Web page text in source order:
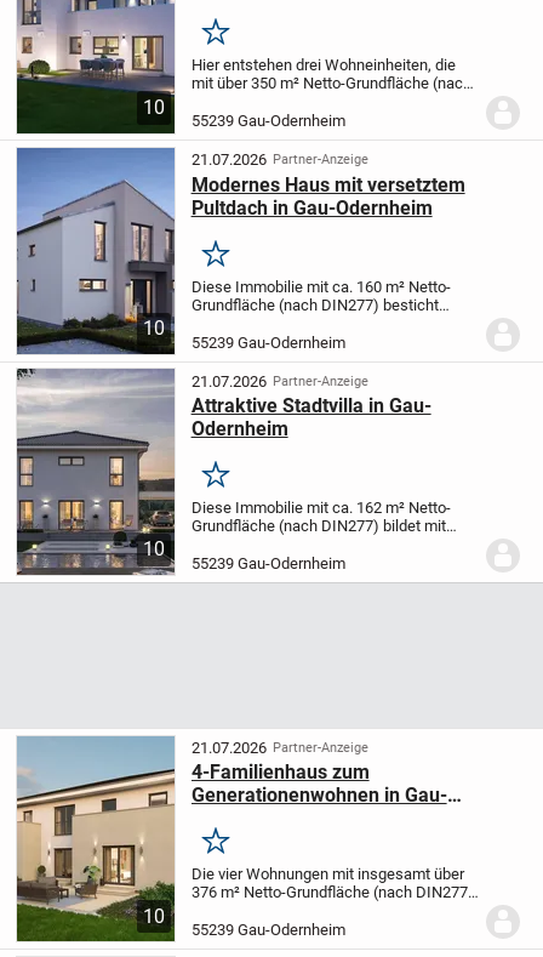
10
Merken
Hier entstehen drei Wohneinheiten, die
mit über 350 m² Netto-Grundfläche (nach
Raumorganisation verbinden. Ein Highlight
ist die Penthouse-Wohnung mit 2
Terrassen im...
55239 Gau-Odernheim
10
21.07.2026 Partner-Anzeige
Modernes Haus mit versetztem
Pultdach in Gau-Odernheim
Merken
Diese Immobilie mit ca. 160 m² Netto-
Grundfläche (nach DIN277) besticht
und moderne Optik.Die Luft-Wasser-
Wärmepumpe mit der Belüftungsanlage
sorgt für...
55239 Gau-Odernheim
10
21.07.2026 Partner-Anzeige
Attraktive Stadtvilla in Gau-
Odernheim
Merken
Diese Immobilie mit ca. 162 m² Netto-
Grundfläche (nach DIN277) bildet mit
Haustechnik die perfekte Einheit für die
junge Familie.Die Luft-Wasser-
55239 Gau-Odernheim
10
21.07.2026 Partner-Anzeige
4-Familienhaus zum
Generationenwohnen in Gau-
Merken
Die vier Wohnungen mit insgesamt über
376 m² Netto-Grundfläche (nach DIN277)
komfortables Wohnkonzept schätzen.
Der weitläufige Wohn-, Koch- und...
55239 Gau-Odernheim